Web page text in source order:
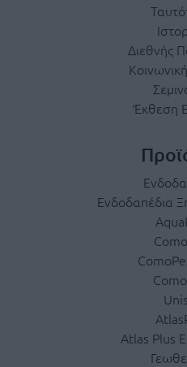
Διεθνής
Έκθεση
Ενδοδαπέδια
Atlas Plus